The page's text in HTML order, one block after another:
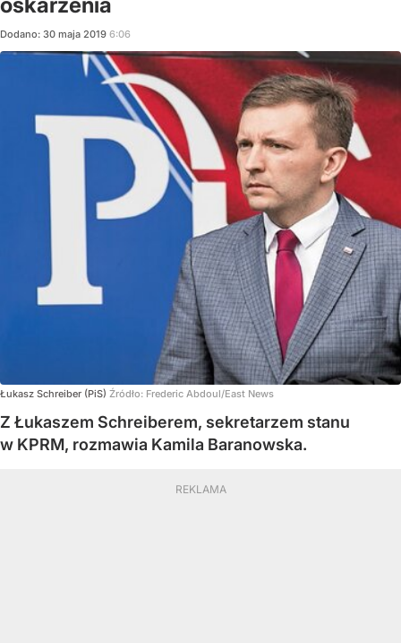
Dodano: 30 maja 2019 6:06
Łukasz Schreiber (PiS) Źródło: Frederic Abdoul/East News
Z Łukaszem Schreiberem, sekretarzem stanu
w KPRM, rozmawia Kamila Baranowska.